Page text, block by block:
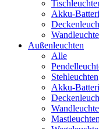
Akku-
Außenleuchten
Alle
Stehleuchten
Akku-
Mastleuchten